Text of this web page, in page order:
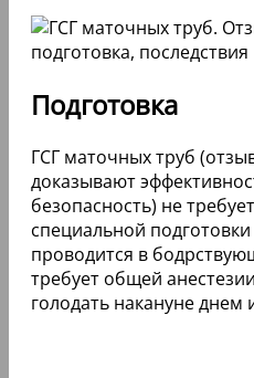
Подготовка
ГСГ маточных труб
доказывают
безопасность) не
специальной
проводится в
требует общей
голодать накануне днем